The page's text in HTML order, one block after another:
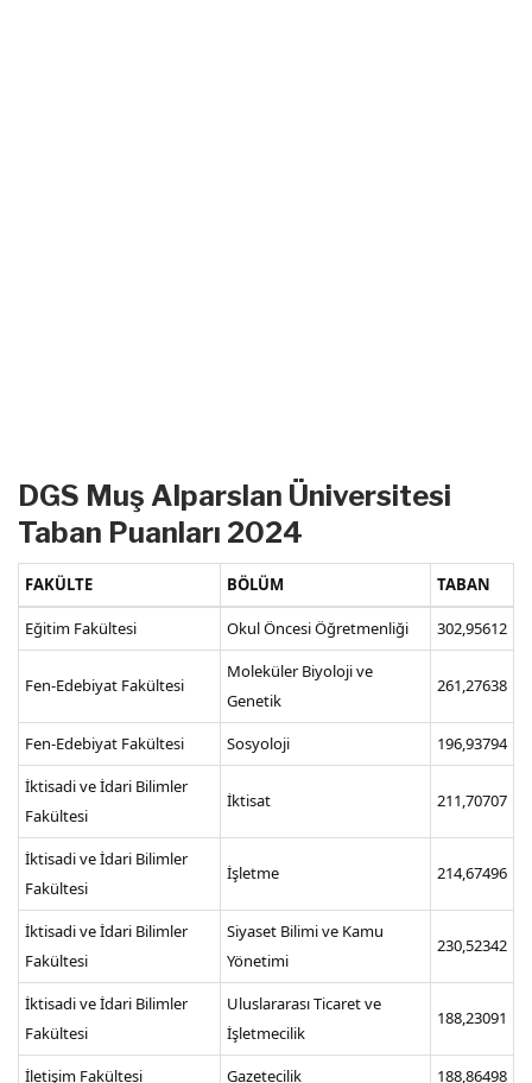
DGS Muş Alparslan Üniversitesi
Taban Puanları 2024
FAKÜLTE BÖLÜM TABAN
Eğitim Fakültesi Okul Öncesi Öğretmenliği 302,95612
Fen-Edebiyat Fakültesi
Moleküler Biyoloji ve
Genetik
261,27638
Fen-Edebiyat Fakültesi Sosyoloji
196,93794
İktisadi ve İdari Bilimler
Fakültesi
İktisat 211,70707
İktisadi ve İdari Bilimler
Fakültesi
İşletme 214,67496
İktisadi ve İdari Bilimler
Fakültesi
Siyaset Bilimi ve Kamu
Yönetimi
230,52342
İktisadi ve İdari Bilimler
Fakültesi
Uluslararası Ticaret ve
İşletmecilik
188,23091
İletişim Fakültesi Gazetecilik 188,86498